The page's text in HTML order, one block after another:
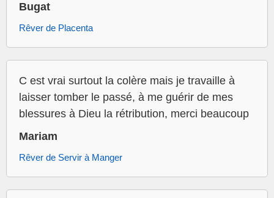
Bugat
Rêver de Placenta
C est vrai surtout la colère mais je travaille à
laisser tomber le passé, à me guérir de mes
blessures à Dieu la rétribution, merci beaucoup
Mariam
Rêver de Servir à Manger